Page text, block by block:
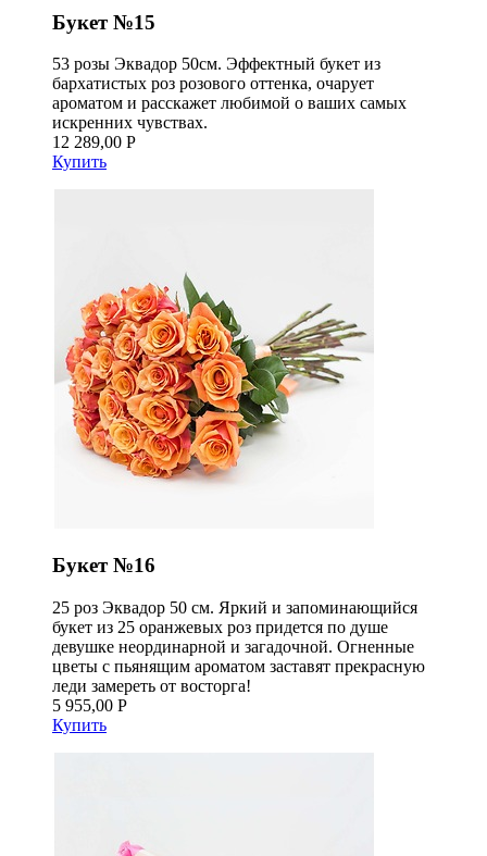
Букет №15
53 розы Эквадор 50см. Эффектный букет из
бархатистых роз розового оттенка, очарует
ароматом и расскажет любимой о ваших самых
искренних чувствах.
12 289,00 Р
Купить
Букет №16
25 роз Эквадор 50 см. Яркий и запоминающийся
букет из 25 оранжевых роз придется по душе
девушке неординарной и загадочной. Огненные
цветы с пьянящим ароматом заставят прекрасную
леди замереть от восторга!
5 955,00 Р
Купить